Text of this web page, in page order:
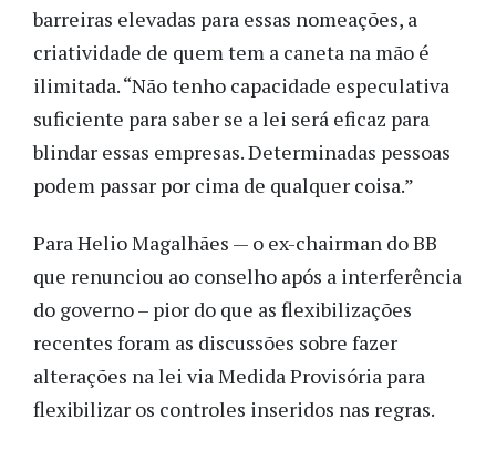
barreiras elevadas para essas nomeações, a
criatividade de quem tem a caneta na mão é
ilimitada. “Não tenho capacidade especulativa
suficiente para saber se a lei será eficaz para
blindar essas empresas. Determinadas pessoas
podem passar por cima de qualquer coisa.”
Para Helio Magalhães — o ex-chairman do BB
que renunciou ao conselho após a interferência
do governo – pior do que as flexibilizações
recentes foram as discussões sobre fazer
alterações na lei via Medida Provisória para
flexibilizar os controles inseridos nas regras.